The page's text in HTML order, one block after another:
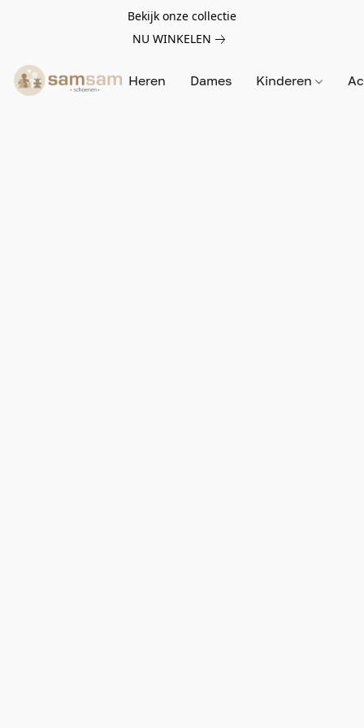
Bekijk onze collectie
NU WINKELEN
Heren Dames Kinderen